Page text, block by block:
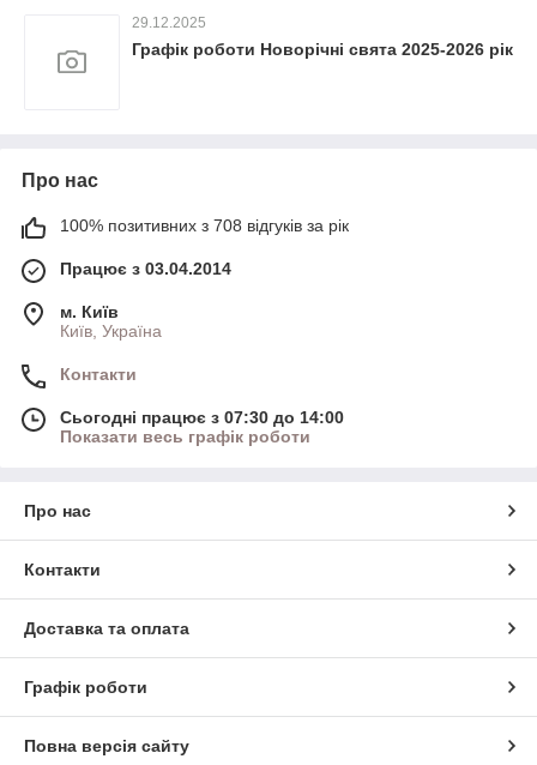
29.12.2025
Графік роботи Новорічні свята 2025-2026 рік
Про нас
100% позитивних з 708 відгуків за рік
Працює з 03.04.2014
м. Київ
Київ, Україна
Контакти
Сьогодні працює з 07:30 до 14:00
Показати весь графік роботи
Про нас
Контакти
Доставка та оплата
Графік роботи
Повна версія сайту